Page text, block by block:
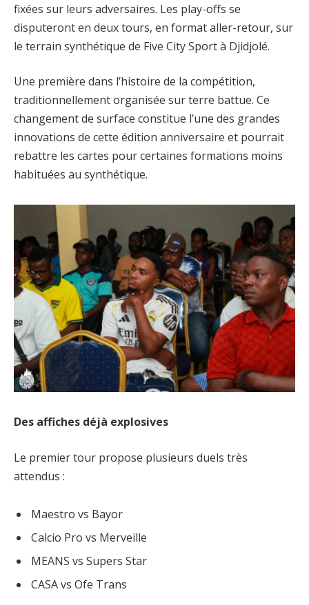
fixées sur leurs adversaires. Les play-offs se
disputeront en deux tours, en format aller-retour, sur
le terrain synthétique de Five City Sport à Djidjolé.
Une première dans l’histoire de la compétition,
traditionnellement organisée sur terre battue. Ce
changement de surface constitue l’une des grandes
innovations de cette édition anniversaire et pourrait
rebattre les cartes pour certaines formations moins
habituées au synthétique.
Des affiches déjà explosives
Le premier tour propose plusieurs duels très
attendus :
Maestro vs Bayor
Calcio Pro vs Merveille
MEANS vs Supers Star
CASA vs Ofe Trans